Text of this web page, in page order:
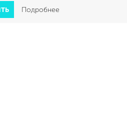
Подробнее